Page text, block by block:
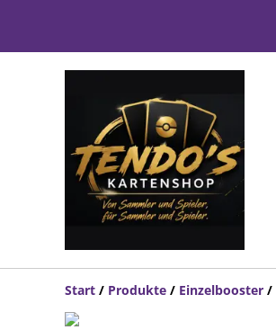
Start / Produkte / Einzelbooster /